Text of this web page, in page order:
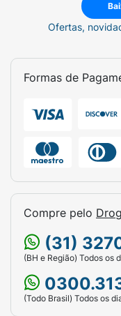
Ofertas,
Formas de
Compre pelo
(31)
(BH e Região) Todos os
(Todo Brasil) Todos os